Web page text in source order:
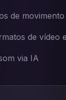
de
de vídeo
via IA